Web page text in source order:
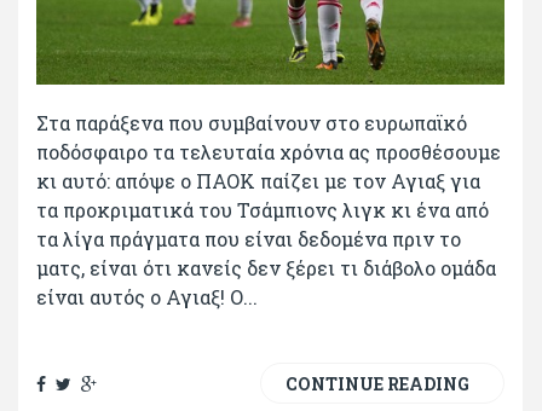
Στα παράξενα που συμβαίνουν στο ευρωπαϊκό
ποδόσφαιρο τα τελευταία χρόνια ας προσθέσουμε
κι αυτό: απόψε ο ΠΑΟΚ παίζει με τον Αγιαξ για
τα προκριματικά του Τσάμπιονς λιγκ κι ένα από
τα λίγα πράγματα που είναι δεδομένα πριν το
ματς, είναι ότι κανείς δεν ξέρει τι διάβολο ομάδα
είναι αυτός ο Αγιαξ! Ο...
CONTINUE READING